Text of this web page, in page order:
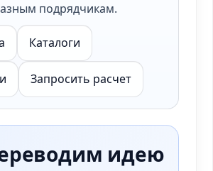
подрядчикам.
Каталоги
Запросить расчет
идею